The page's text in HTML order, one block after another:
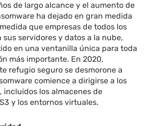
de largo alcance y el aumento de
ha dejado en gran medida
que empresas de todos los
servidores y datos a la nube,
en una ventanilla única para toda
más importante. En 2020,
refugio seguro se desmorone a
comience a dirigirse a los
incluidos los almacenes de
y los entornos virtuales.